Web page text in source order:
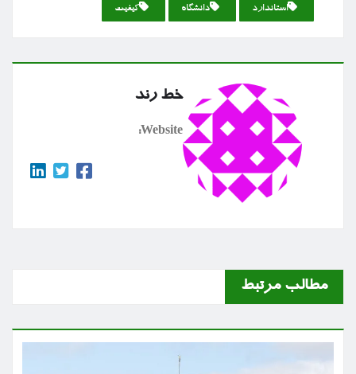
استاندارد دانشگاه كیفیت
خط رند
Website:
مطالب مرتبط